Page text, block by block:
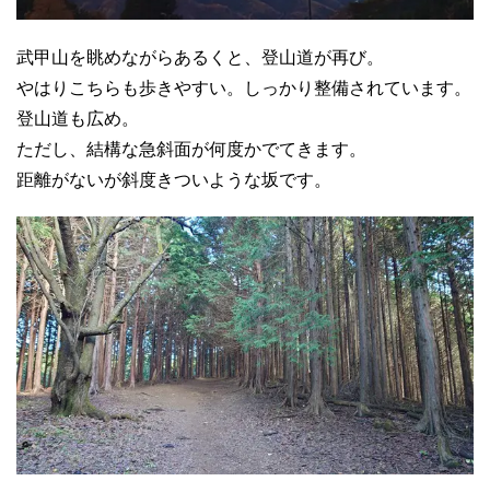
武甲山を眺めながらあるくと、登山道が再び。
やはりこちらも歩きやすい。しっかり整備されています。
登山道も広め。
ただし、結構な急斜面が何度かでてきます。
距離がないが斜度きついような坂です。